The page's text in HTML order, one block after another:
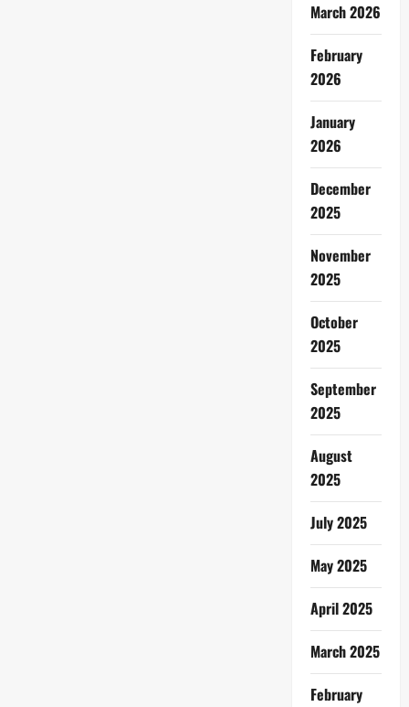
March 2026
February
2026
January
2026
December
2025
November
2025
October
2025
September
2025
August
2025
July 2025
May 2025
April 2025
March 2025
February